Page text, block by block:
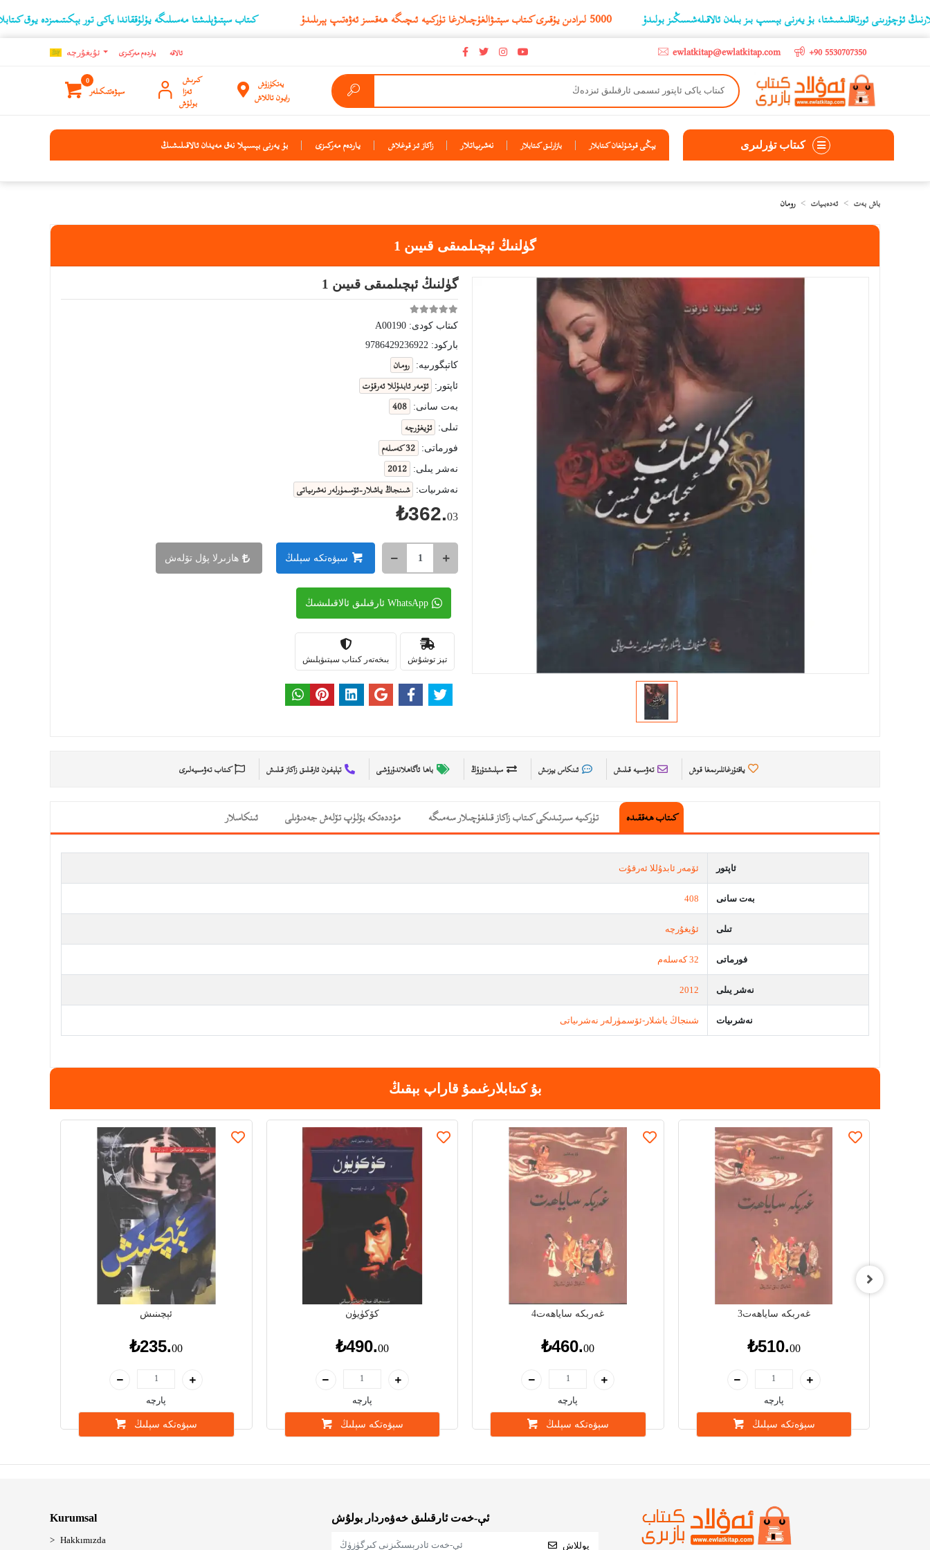
كىتاب سېتىۋېلىشتا مەسىلىگە يۇلۇققاندا ياكى تور بېكىتىمىزدە يوق ئورتاقلىشىشتا، بۇ يەرنى بېسىپ بىز بىلەن ئالاقىلەشسىڭىز بولىدۇ
+90 5530707350
ewlatkitap@ewlatkitap.com ئۇيغۇرچه ياردەم مەركىزى ئالاقە
يەتكۈزۈش
رايون تاللاش
كىرىش
ئەزا
بولۇش
0
سېۋەتتىكىلەر
كىتاب تۈرلىرى يېڭى قوشۇلغان كىتابلار بازارلىق كىتابلار نەشرىياتلار زاكاز ئىز قوغلاش ياردەم مەركىزى بۇ يەرنى بېسىپلا نەق مەيدان ئالاقىلىشىڭ
باش بەت ئەدەبىيات رومان
گۈلنىڭ ئېچىلمىقى قىيىن 1
گۈلنىڭ ئېچىلمىقى قىيىن 1
كىتاب كودى: A00190
باركود: 9786429236922
كاتېگورىيە:
رومان
ئاپتور: ئۆمەر ئابدۇللا ئەرقۇت
بەت سانى: 408
تىلى: ئۇيغۇرچە
فورماتى: 32 كەسلەم
نەشر يىلى: 2012
نەشرىيات: شىنجاڭ ياشلار-ئۆسمۈرلەر نەشرىياتى
₺362.03
سېۋەتكە سېلىڭ ھازىرلا پۇل تۆلەش
WhatsApp ئارقىلىق ئالاقىلىشىڭ
تېز توشۇش بىخەتەر كىتاب سېتىۋېلىش
ياقتۇرغانلىرىمغا قوش تەۋسىيە قىلىش ئىنكاس يېزىش سېلىشتۇرۇڭ باھا ئاگاھلاندۇرۇشى تېلېفون ئارقىلىق زاكاز قىلىش كىتاب تەۋسىيەلىرى
كىتاب ھەققىدە تۈركىيە سىرتىدىكى كىتاب زاكاز قىلغۇچىلار سەمىگە مۇددەتكە بۆلۈپ تۆلەش جەدىۋىلى ئىنكاسلار
ئاپتور ئۆمەر ئابدۇللا ئەرقۇت
بەت سانى 408
تىلى ئۇيغۇرچە
فورماتى 32 كەسلەم
نەشر يىلى 2012
نەشرىيات شىنجاڭ ياشلار-ئۆسمۈرلەر نەشرىياتى
بۇ كىتابلارغىمۇ قاراپ بېقىڭ
ئېچىنىش
₺235.00
پارچە
سېۋەتكە سېلىڭ
كۆكۈيۈن
₺490.00
پارچە
سېۋەتكە سېلىڭ
غەربكە ساياھەت4
₺460.00
پارچە
سېۋەتكە سېلىڭ
غەربكە ساياھەت3
₺510.00
پارچە
سېۋەتكە سېلىڭ
ئې-خەت ئارقىلىق خەۋەردار بولۇش
يوللاش
Kurumsal
Hakkımızda